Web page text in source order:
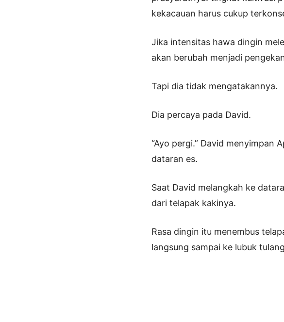
kekacauan harus cukup
Jika intensitas hawa dingin
akan berubah menjadi
Tapi dia tidak mengatakannya.
Dia percaya pada David.
“Ayo pergi.” David menyimpan
dataran es.
Saat David melangkah ke
dari telapak kakinya.
Rasa dingin itu menembus
langsung sampai ke lubuk